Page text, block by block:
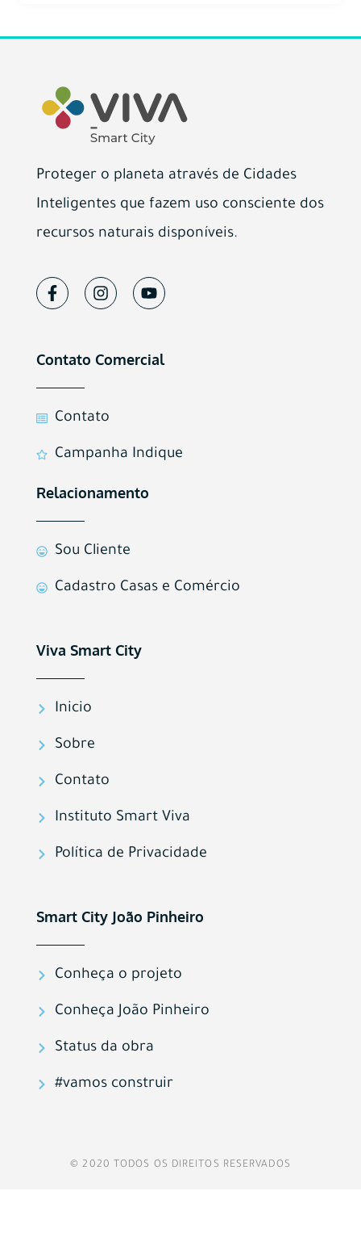
Proteger o planeta através de Cidades
Inteligentes que fazem uso consciente dos
recursos naturais disponíveis.
Contato Comercial
Contato
Campanha Indique
Relacionamento
Sou Cliente
Cadastro Casas e Comércio
Viva Smart City
Inicio
Sobre
Contato
Instituto Smart Viva
Política de Privacidade
Smart City João Pinheiro
Conheça o projeto
Conheça João Pinheiro
Status da obra
#vamos construir
© 2020 TODOS OS DIREITOS RESERVADOS